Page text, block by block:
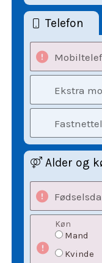
Telefon
Ekstra
Alder og
Køn
Mand
Kvinde